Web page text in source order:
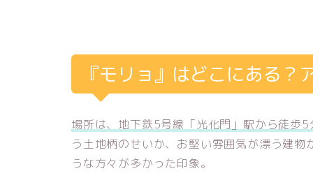
『モリョ』はどこにある？
場所は、地下鉄5号線「光化門」駅から徒歩5
う土地柄のせいか、お堅い雰囲気が漂う建
うな方々が多かった印象。